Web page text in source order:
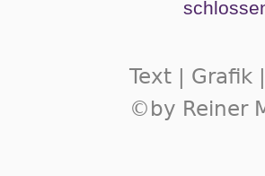
Text | Grafik
©by Reiner